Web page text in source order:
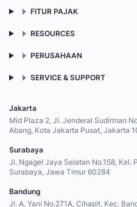
FITUR PAJAK
RESOURCES
PERUSAHAAN
SERVICE & SUPPORT
Jakarta
Mid Plaza 2, Jl. Jenderal Sudirman
Abang, Kota Jakarta Pusat, Jakarta
Surabaya
Jl. Ngagel Jaya Selatan No.158, Kel.
Surabaya, Jawa Timur 60284
Bandung
Jl. A. Yani No.271A, Cihapit, Kec.